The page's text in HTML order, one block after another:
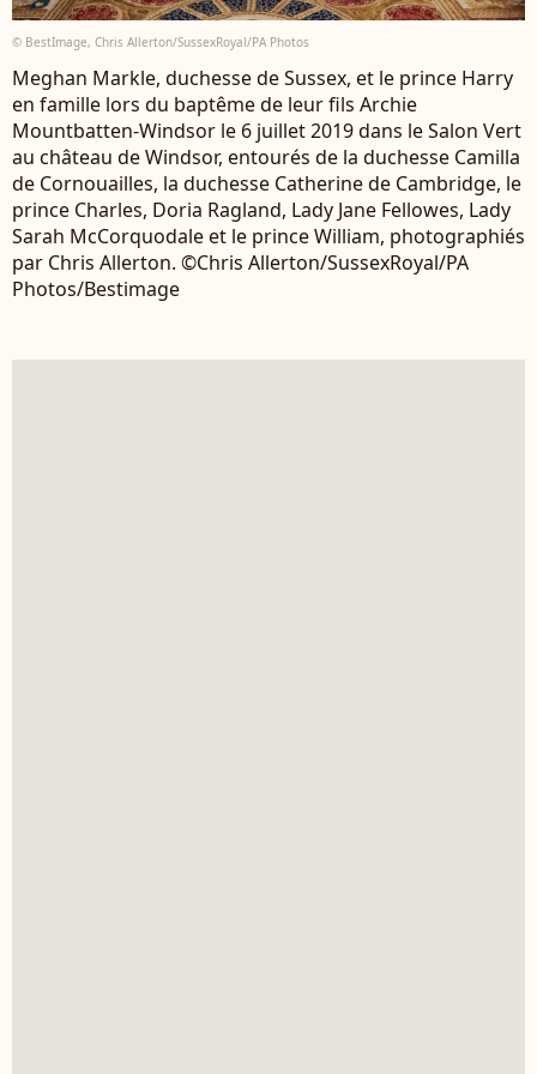
© BestImage, Chris Allerton/SussexRoyal/PA Photos
Meghan Markle, duchesse de Sussex, et le prince Harry
en famille lors du baptême de leur fils Archie
Mountbatten-Windsor le 6 juillet 2019 dans le Salon Vert
au château de Windsor, entourés de la duchesse Camilla
de Cornouailles, la duchesse Catherine de Cambridge, le
prince Charles, Doria Ragland, Lady Jane Fellowes, Lady
Sarah McCorquodale et le prince William, photographiés
par Chris Allerton. ©Chris Allerton/SussexRoyal/PA
Photos/Bestimage